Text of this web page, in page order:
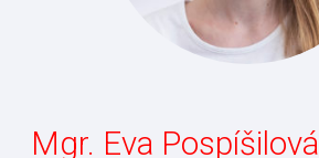
Mgr. Eva Pospíšilová